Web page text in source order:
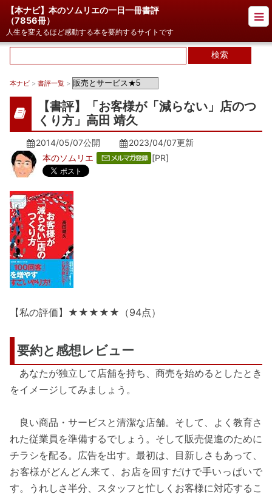
【本ナビ】本のソムリエの一日一冊書評
（7856冊）
人生を変えるほど感動する本を要約するサイトです
本ナビ > 書評一覧 >
【書評】「お客様が「減らない」店のつ
くり方」高田 靖久
2014/05/07公開 2023/04/07更新
本のソムリエ
[PR]
【私の評価】★★★★★（94点）
要約と感想レビュー
あなたが独立して店舗を持ち、商売を始めるとしたとき
をイメージしてみましょう。
良い商品・サービスと清潔な店舗。そして、よく教育さ
れた従業員を準備するでしょう。そして販売促進のために
チラシを配る。広告を出す。最初は、目新しさもあって、
お客様がどんどん来て、お店を回すだけで手いっぱいで
す。うれしさ半分、スタッフと忙しくお客様に対応するこ